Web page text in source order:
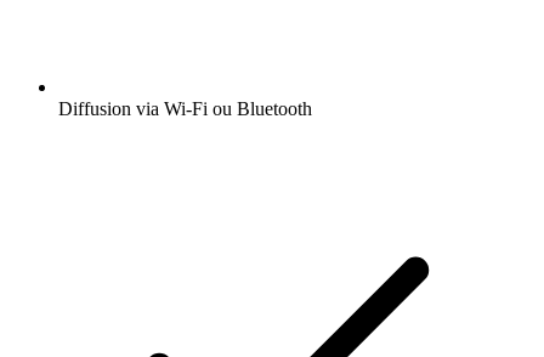
Diffusion via Wi-Fi ou Bluetooth